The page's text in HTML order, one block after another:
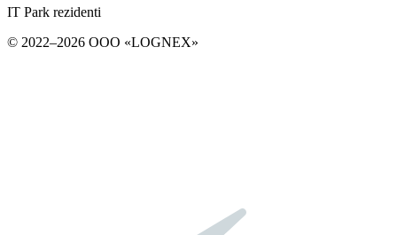
IT Park rezidenti
© 2022–2026 ООО «LOGNEX»